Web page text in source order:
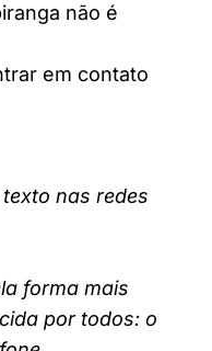
não é
em contato
nas redes
forma mais
por todos: o